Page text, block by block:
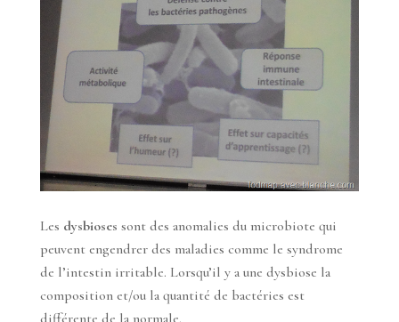
Les dysbioses sont des anomalies du microbiote qui
peuvent engendrer des maladies comme le syndrome
de l’intestin irritable. Lorsqu’il y a une dysbiose la
composition et/ou la quantité de bactéries est
différente de la normale.